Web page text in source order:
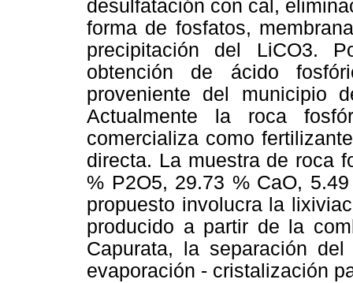
desulfatación con cal,
forma de fosfatos,
precipitación del LiCO3.
obtención de ácido
proveniente del municipio
Actualmente la roca
comercializa como
directa. La muestra de roca
% P2O5, 29.73 % CaO,
propuesto involucra la
producido a partir de la
Capurata, la separación
evaporación - cristalización